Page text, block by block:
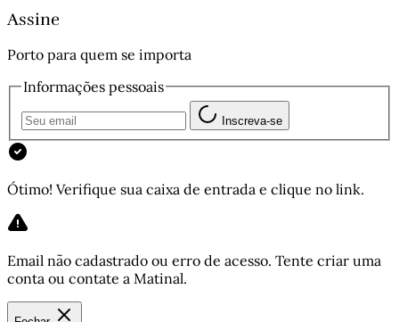
Assine
Porto para quem se importa
Informações pessoais
Inscreva-se
Ótimo! Verifique sua caixa de entrada e clique no link.
Email não cadastrado ou erro de acesso. Tente criar uma
conta ou contate a Matinal.